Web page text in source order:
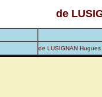
de
de LUSIGNAN